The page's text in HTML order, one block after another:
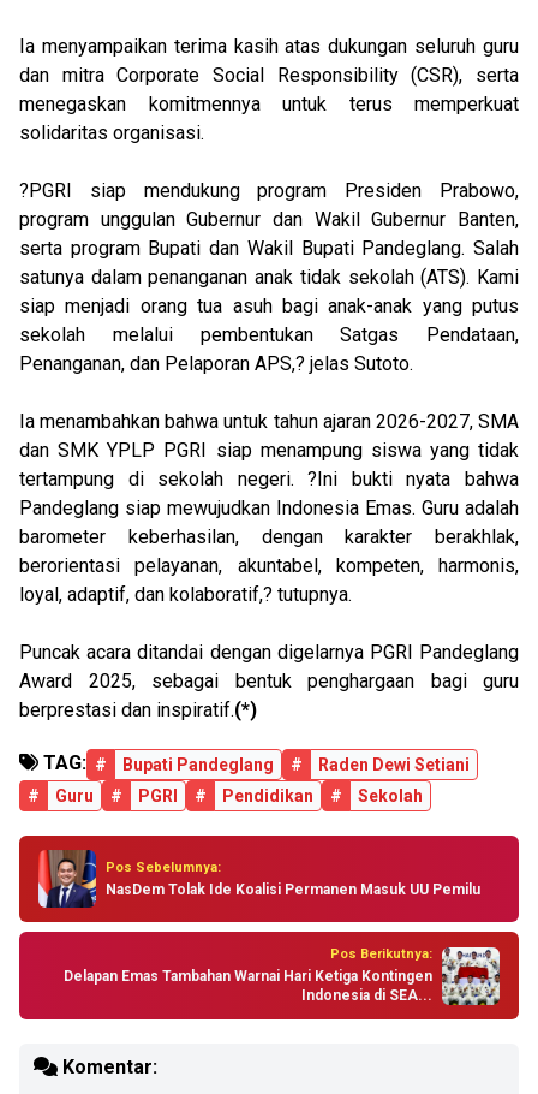
Ia menyampaikan terima kasih atas dukungan seluruh guru
dan mitra Corporate Social Responsibility (CSR), serta
menegaskan komitmennya untuk terus memperkuat
solidaritas organisasi.
?PGRI siap mendukung program Presiden Prabowo,
program unggulan Gubernur dan Wakil Gubernur Banten,
serta program Bupati dan Wakil Bupati Pandeglang. Salah
satunya dalam penanganan anak tidak sekolah (ATS). Kami
siap menjadi orang tua asuh bagi anak-anak yang putus
sekolah melalui pembentukan Satgas Pendataan,
Penanganan, dan Pelaporan APS,? jelas Sutoto.
Ia menambahkan bahwa untuk tahun ajaran 2026-2027, SMA
dan SMK YPLP PGRI siap menampung siswa yang tidak
tertampung di sekolah negeri. ?Ini bukti nyata bahwa
Pandeglang siap mewujudkan Indonesia Emas. Guru adalah
barometer keberhasilan, dengan karakter berakhlak,
berorientasi pelayanan, akuntabel, kompeten, harmonis,
loyal, adaptif, dan kolaboratif,? tutupnya.
Puncak acara ditandai dengan digelarnya PGRI Pandeglang
Award 2025, sebagai bentuk penghargaan bagi guru
berprestasi dan inspiratif.(*)
TAG: # Bupati Pandeglang #
Raden Dewi Setiani
#
Guru # PGRI # Pendidikan # Sekolah
Pos Sebelumnya:
NasDem Tolak Ide Koalisi Permanen Masuk UU Pemilu
Pos Berikutnya:
Delapan Emas Tambahan Warnai Hari Ketiga Kontingen
Indonesia di SEA...
Komentar: